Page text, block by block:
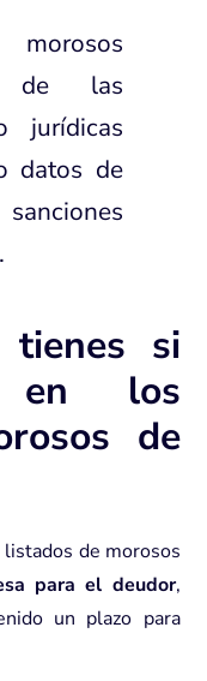
de las
jurídicas
datos de
tienes si
en los
de
de morosos
para el deudor,
un plazo para